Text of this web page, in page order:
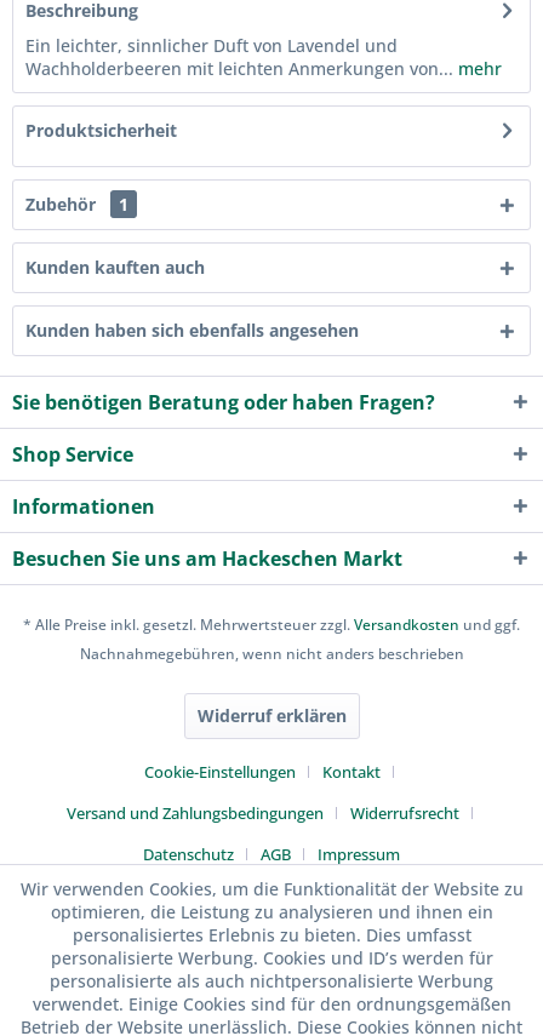
Beschreibung
Ein leichter, sinnlicher Duft von Lavendel und
Wachholderbeeren mit leichten Anmerkungen von... mehr
Produktsicherheit
Zubehör 1
Kunden kauften auch
Kunden haben sich ebenfalls angesehen
Sie benötigen Beratung oder haben Fragen?
Shop Service
Informationen
Besuchen Sie uns am Hackeschen Markt
* Alle Preise inkl. gesetzl. Mehrwertsteuer zzgl.Versandkosten und ggf.
Nachnahmegebühren, wenn nicht anders beschrieben
Widerruf erklären
Cookie-Einstellungen
Kontakt
Versand und Zahlungsbedingungen
Widerrufsrecht
Datenschutz
AGB Impressum
Wir verwenden Cookies, um die Funktionalität der Website zu
optimieren, die Leistung zu analysieren und ihnen ein
personalisiertes Erlebnis zu bieten. Dies umfasst
personalisierte Werbung. Cookies und ID’s werden für
personalisierte als auch nichtpersonalisierte Werbung
verwendet. Einige Cookies sind für den ordnungsgemäßen
Betrieb der Website unerlässlich. Diese Cookies können nicht